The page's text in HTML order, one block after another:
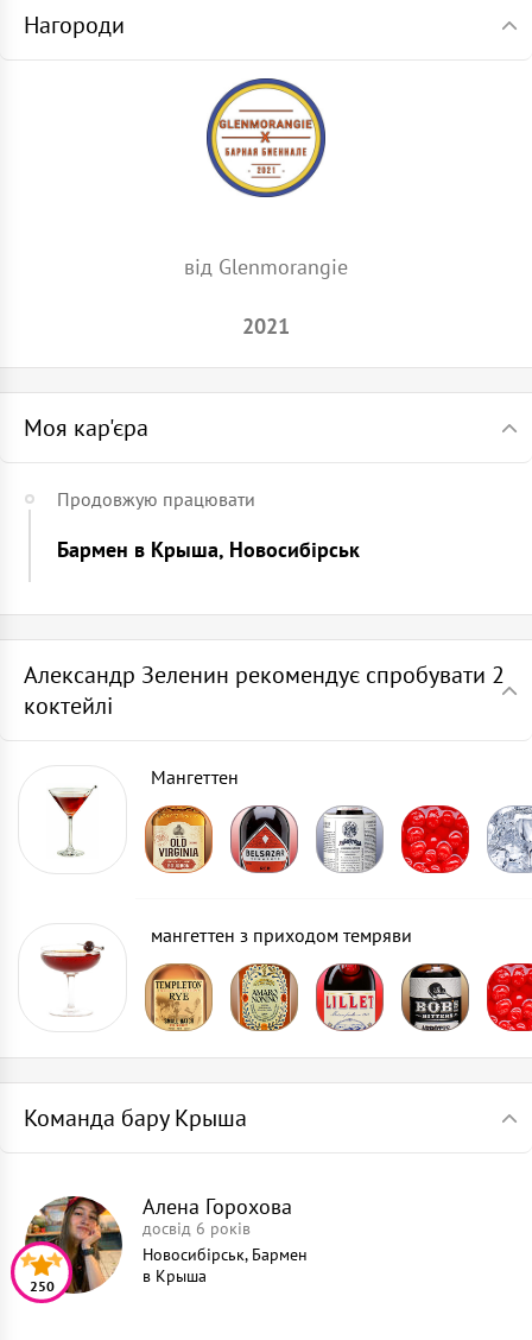
Нагороди
від Glenmorangie
2021
Моя кар'єра
Продовжую працювати
Бармен в Крыша, Новосибірськ
Александр Зеленин рекомендує спробувати 2
коктейлі
Мангеттен
мангеттен з приходом темряви
Команда бару Крыша
Алена Горохова
досвід 6 років
Новосибірськ, Бармен
в Крыша
250